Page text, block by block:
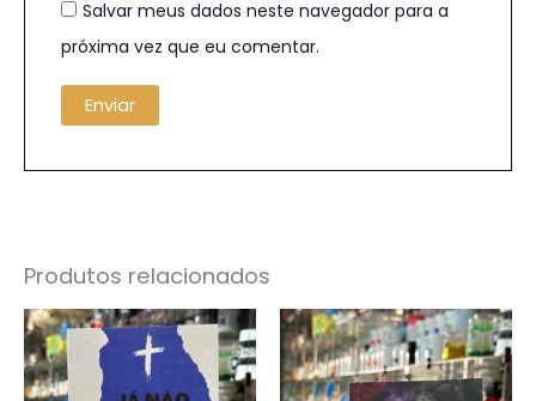
Salvar meus dados neste navegador para a
próxima vez que eu comentar.
Produtos relacionados